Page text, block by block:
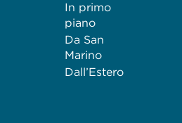
In primo
piano
Da San
Marino
Dall’Estero